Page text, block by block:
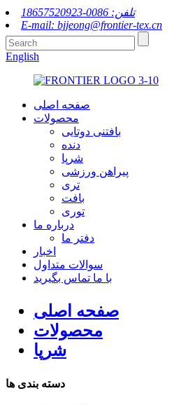
تلفن: 0086-18657520923
E-mail: bjjeong@frontier-tex.cn
English
صفحه اصلی
محصولات
بافتنی دوتایی
دنده
شرپا
پیراهن ورزشی
تری
بافت
توری
درباره ما
دفتر ما
اخبار
سوالات متداول
با ما تماس بگیرید
صفحه اصلی
محصولات
شرپا
دسته بندی ها